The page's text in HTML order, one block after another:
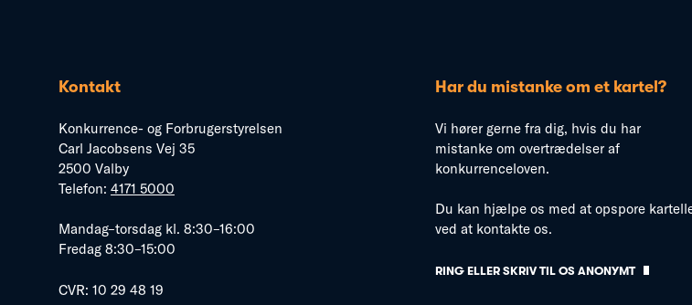
Kontakt
Konkurrence- og Forbrugerstyrelsen
Carl Jacobsens Vej 35
2500 Valby
Telefon: 4171 5000
Mandag–torsdag kl. 8:30–16:00
Fredag 8:30–15:00
CVR: 10 29 48 19
Har du mistanke om et kartel?
Vi hører gerne fra dig, hvis du har
mistanke om overtrædelser af
konkurrenceloven.
Du kan hjælpe os med at opspore
ved at kontakte os.
RING ELLER SKRIV TIL OS ANONYMT